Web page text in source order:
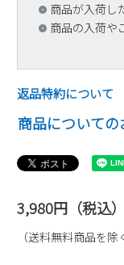
商品が入荷し
商品の入荷や
返品特約について
商品について
3,980円（税込
（送料無料商品を除